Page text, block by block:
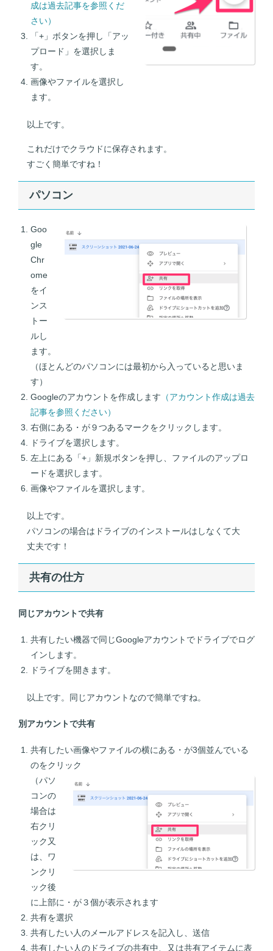
成は過去記事を参照くだ
さい）
「+」ボタンを押し「アッ
プロード」を選択しま
す。
画像やファイルを選択し
ます。
以上です。
これだけでクラウドに保存されます。
すごく簡単ですね！
パソコン
Goo
gle
Chr
ome
をイ
ンス
トー
ルし
ます。
（ほとんどのパソコンには最初から入っていると思いま
す）
Googleのアカウントを作成します （アカウント作成は過去
記事を参照ください）
右側にある・が９つあるマークをクリックします。
ドライブを選択します。
左上にある「+」新規ボタンを押し、ファイルのアップロ
ードを選択します。
画像やファイルを選択します。
以上です。
パソコンの場合はドライブのインストールはしなくて大
丈夫です！
共有の仕方
同じアカウントで共有
共有したい機器で同じGoogleアカウントでドライブでログ
インします。
ドライブを開きます。
以上です。同じアカウントなので簡単ですね。
別アカウントで共有
共有したい画像やファイルの横にある・が3個並んでいる
のをクリック
（パソ
コンの
場合は
右クリ
ック又
は、ワ
ンクリ
ック後
に上部に・が３個が表示されます
共有を選択
共有したい人のメールアドレスを記入し、送信
共有したい人のドライブの共有中、又は共有アイテムに表